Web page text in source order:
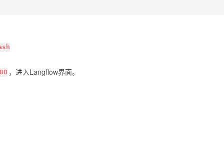
，进入Langflow界面。